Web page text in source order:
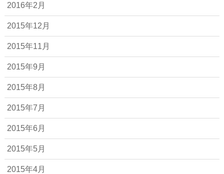
2016年2月
2015年12月
2015年11月
2015年9月
2015年8月
2015年7月
2015年6月
2015年5月
2015年4月